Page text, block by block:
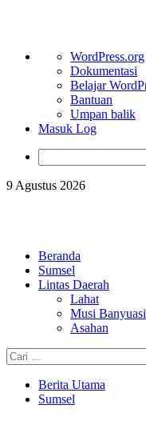
Tentang
WordPress
WordPress.org
Dokumentasi
Belajar
Bantuan
Umpan balik
Masuk Log
Skip
9 Agustus 2026
Beranda
Sumsel
Lintas Daerah
Lahat
Musi
Asahan
Cari
untuk:
Berita Utama
Sumsel